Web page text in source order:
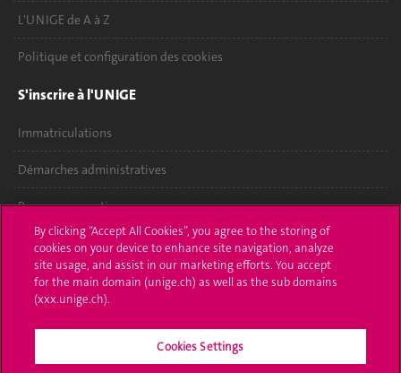
L'UNIGE de A à Z
Politique et configuration des cookies
S'inscrire à l'UNIGE
Immatriculations
Démarches administratives
Poser une question
L'UNIGE vous informe
UNIGE Mobile
By clicking “Accept All Cookies”, you agree to the storing of
cookies on your device to enhance site navigation, analyze
site usage, and assist in our marketing efforts. You accept
for the main domain (unige.ch) as well as the sub domains
(xxx.unige.ch).
Cookies Settings